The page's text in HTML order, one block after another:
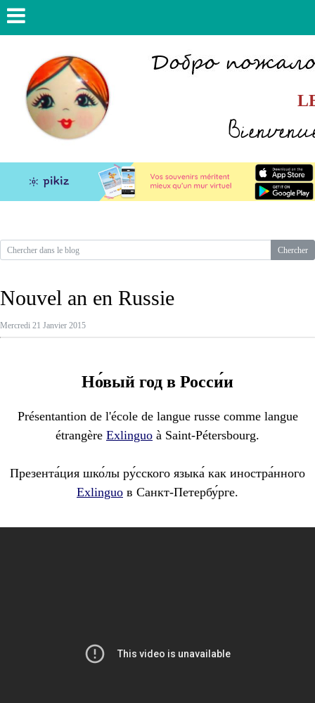
Nouvel an en Russie
Mercredi 21 Janvier 2015
Но́вый год в Росси́и
Présentantion de l'école de langue russe comme langue
étrangère Exlinguo à Saint-Pétersbourg.
Презента́ция шко́лы ру́сского языка́ как иностра́нного
Exlinguo в Санкт-Петербу́рге.